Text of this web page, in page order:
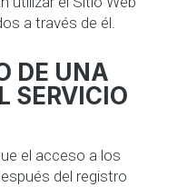
a través de él.
DE UNA
SERVICIO
el acceso a los
del registro